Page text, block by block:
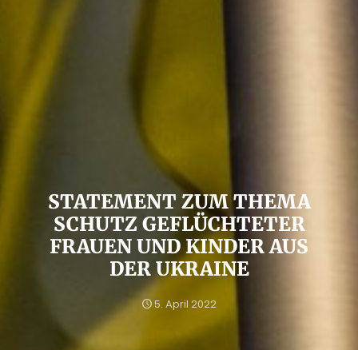
STATEMENT ZUM THEMA
SCHUTZ GEFLÜCHTETER
FRAUEN UND KINDER AUS
DER UKRAINE
5. April 2022